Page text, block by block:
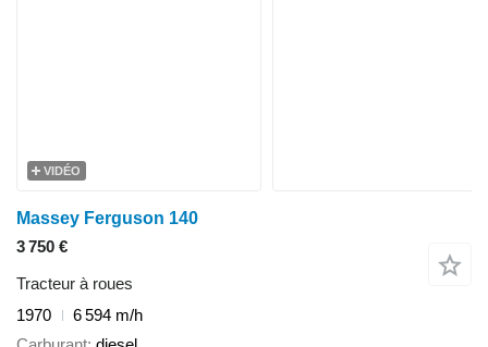
VIDÉO
Massey Ferguson 140
3 750 €
Tracteur à roues
1970
6 594 m/h